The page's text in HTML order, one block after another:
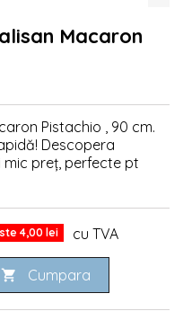
Macaron
Pistachio , 90 cm.
Descopera
preț, perfecte pt
4,00 lei cu TVA
 Cumpara